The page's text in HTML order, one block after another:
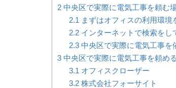
2 中央区で実際に電気工事を頼む
2.1 まずはオフィスの利用環境
2.2インターネットで検索をし
2.3中央区で実際に電気工事を
3 中央区で実際に電気工事を頼め
3.1 オフィスクローザー
3.2株式会社フォーサイト